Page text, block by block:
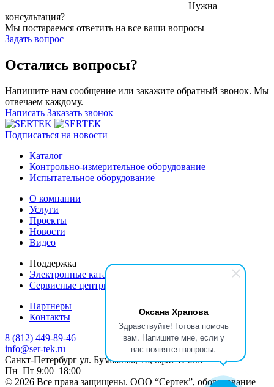
Оксана Храпова
Здравствуйте! Готова помочь
вам. Напишите мне, если у
вас появятся вопросы.
Нужна
консультация?
Мы постараемся ответить на все ваши вопросы
Задать вопрос
Остались вопросы?
Напишите нам сообщение или закажите обратный звонок. Мы
отвечаем каждому.
Написать Заказать звонок
Подписаться на новости
Каталог
Контрольно-измерительное оборудование
Испытательное оборудование
О компании
Услуги
Проекты
Новости
Видео
Поддержка
Электронные каталоги
Сервисные центры производителей
Партнеры
Контакты
8 (812) 449-89-46
info@ser-tek.ru
Санкт-Петербург ул. Бумажная, 18, офис B-203
Пн–Пт 9:00–18:00
© 2026 Все права защищены. ООО “Сертек”, оборудование